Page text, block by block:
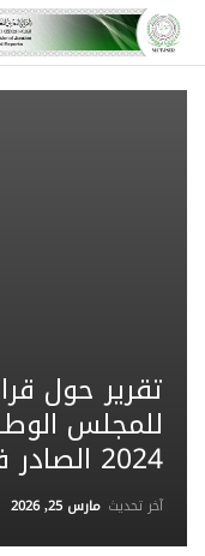
تقرير حول
للمجلس
2024 الصادر في 04 مارس 2026
آخر تحديث مارس 25, 2026